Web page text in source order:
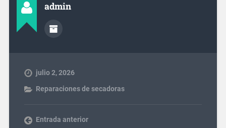
admin
julio 2, 2026
Reparaciones de secadoras
Entrada anterior